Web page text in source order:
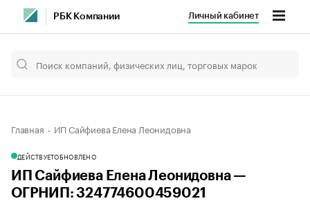
РБК Компании Личный кабинет
Главная ИП Сайфиева Елена Леонидовна
ДЕЙСТВУЕТОБНОВЛЕНО
ИП Сайфиева Елена Леонидовна —
ОГРНИП: 324774600459021